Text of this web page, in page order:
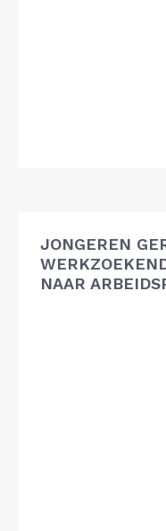
JONGEREN
NAAR